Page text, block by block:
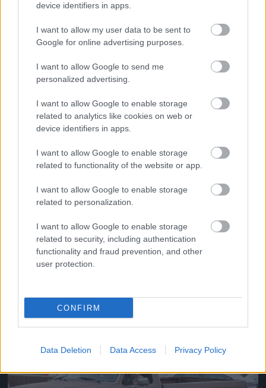
device identifiers in apps.
I want to allow my user data to be sent to
Google for online advertising purposes.
I want to allow Google to send me
personalized advertising.
I want to allow Google to enable storage
related to analytics like cookies on web or
device identifiers in apps.
I want to allow Google to enable storage
related to functionality of the website or app.
I want to allow Google to enable storage
related to personalization.
I want to allow Google to enable storage
related to security, including authentication
functionality and fraud prevention, and other
user protection.
CONFIRM
Data Deletion Data Access Privacy Policy
Jön még kép!
Remekül illik a koncepcióba, hogy maga az autó is
fekete!
Fotó: TheImageDirect.com / Northfoto
Jön még kép!